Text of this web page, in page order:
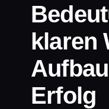
klaren
Erfolg